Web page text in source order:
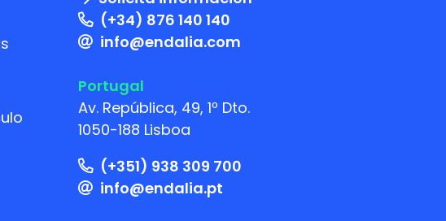
(+34) 876 140 140
info@endalia.com
Portugal
Av. República, 49, 1º Dto.
1050-188 Lisboa
(+351) 938 309 700
info@endalia.pt